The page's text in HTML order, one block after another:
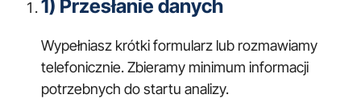
1) Przesłanie danych
Wypełniasz krótki formularz lub rozmawiamy
telefonicznie. Zbieramy minimum informacji
potrzebnych do startu analizy.